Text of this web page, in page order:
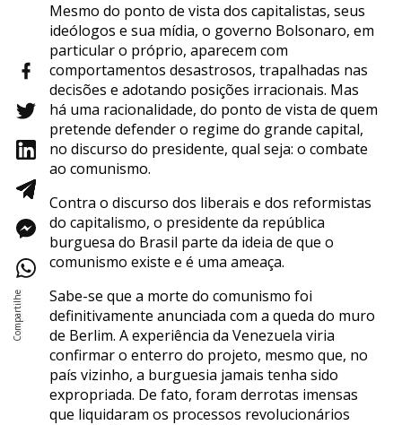
Mesmo do ponto de vista dos capitalistas, seus
ideólogos e sua mídia, o governo Bolsonaro, em
particular o próprio, aparecem com
comportamentos desastrosos, trapalhadas nas
decisões e adotando posições irracionais. Mas
há uma racionalidade, do ponto de vista de quem
pretende defender o regime do grande capital,
no discurso do presidente, qual seja: o combate
ao comunismo.
Contra o discurso dos liberais e dos reformistas
do capitalismo, o presidente da república
burguesa do Brasil parte da ideia de que o
comunismo existe e é uma ameaça.
Sabe-se que a morte do comunismo foi
definitivamente anunciada com a queda do muro
de Berlim. A experiência da Venezuela viria
confirmar o enterro do projeto, mesmo que, no
país vizinho, a burguesia jamais tenha sido
expropriada. De fato, foram derrotas imensas
que liquidaram os processos revolucionários